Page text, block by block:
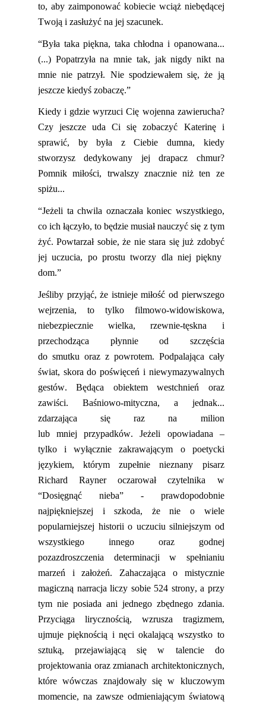
to, aby zaimponować kobiecie wciąż niebędącej
Twoją i zasłużyć na jej szacunek.
“Była taka piękna, taka chłodna i opanowana...
(...) Popatrzyła na mnie tak, jak nigdy nikt na
mnie nie patrzył. Nie spodziewałem się, że ją
jeszcze kiedyś zobaczę.”
Kiedy i gdzie wyrzuci Cię wojenna zawierucha?
Czy jeszcze uda Ci się zobaczyć Katerinę i
sprawić, by była z Ciebie dumna, kiedy
stworzysz dedykowany jej drapacz chmur?
Pomnik miłości, trwalszy znacznie niż ten ze
spiżu...
“Jeżeli ta chwila oznaczała koniec wszystkiego,
co ich łączyło, to będzie musiał nauczyć się z tym
żyć. Powtarzał sobie, że nie stara się już zdobyć
jej uczucia, po prostu tworzy dla niej piękny
dom.”
Jeśliby przyjąć, że istnieje miłość od pierwszego
wejrzenia, to tylko filmowo-widowiskowa,
niebezpiecznie wielka, rzewnie-tęskna i
przechodząca płynnie od szczęścia
do smutku oraz z powrotem. Podpalająca cały
świat, skora do poświęceń i niewymazywalnych
gestów.Będąca obiektem westchnień oraz
zawiści. Baśniowo-mityczna, a jednak...
zdarzająca się raz na milion
lubmniej przypadków. Jeżeli opowiadana –
tylko i wyłącznie zakrawającym o poetycki
językiem, którym zupełnie nieznany pisarz
Richard Rayner oczarował czytelnika w
“Dosięgnąć nieba” - prawdopodobnie
najpiękniejszej i szkoda, że nie o wiele
popularniejszej historii o uczuciu silniejszym od
wszystkiego innego oraz godnej
pozazdroszczenia determinacji w spełnianiu
marzeń i założeń. Zahaczająca o mistycznie
magiczną narracja liczy sobie 524 strony, a przy
tym nie posiada ani jednego zbędnego zdania.
Przyciąga lirycznością, wzrusza tragizmem,
ujmuje pięknością i nęci okalającą wszystko to
sztuką, przejawiającą się w talencie do
projektowania oraz zmianach architektonicznych,
które wówczas znajdowały się w kluczowym
momencie, na zawsze odmieniającymświatową